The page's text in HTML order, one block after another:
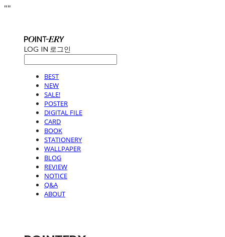
""
LOG IN 로그인
BEST
NEW
SALE!
POSTER
DIGITAL FILE
CARD
BOOK
STATIONERY
WALLPAPER
BLOG
REVIEW
NOTICE
Q&A
ABOUT